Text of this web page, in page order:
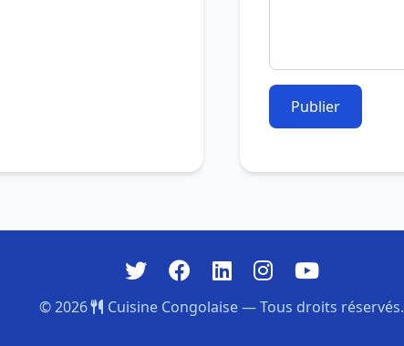
Publier
© 2026 Cuisine Congolaise — Tous droits réservés.